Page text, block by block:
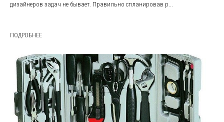
дизайнеров задач не бывает. Правильно спланировав р...
ПОДРОБНЕЕ